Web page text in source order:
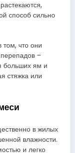
способ сильно
что они
–
больших ям и
стяжка или
в жилых
влажности.
и легко